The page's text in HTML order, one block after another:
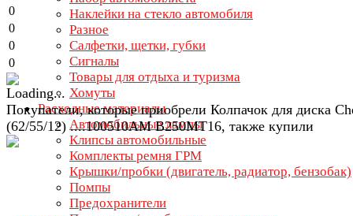
Наклейки на стекло автомобиля
Разное
Салфетки, щетки, губки
Сигналы
Товары для отдыха и туризма
Хомуты
Расходные материалы
Автомобильные лампы
Клипсы автомобильные
Комплекты ремня ГРМ
Крышки/пробки (двигатель, радиатор, бензобак)
Помпы
Предохранители
0
0
0
0
Покупатели, которые приобрели Колпачок для диска
(62/55/12) ....100510AM B250MT16, также купили